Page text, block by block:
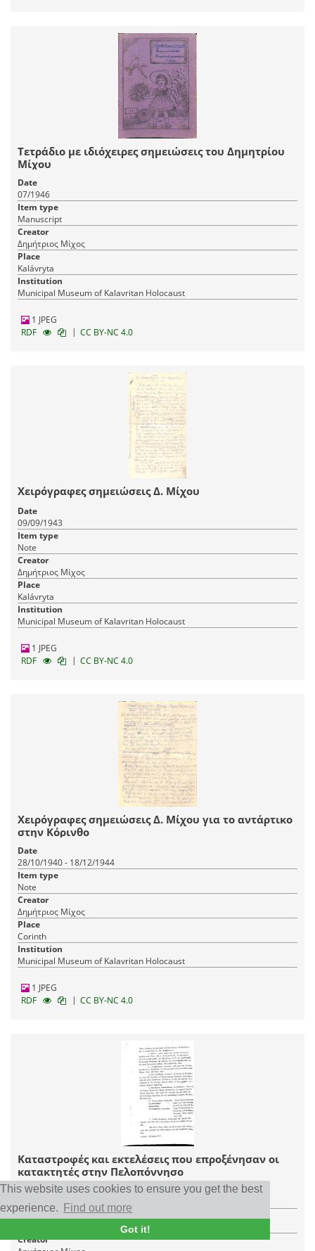
This website uses cookies to ensure you get the best
experience.
Find out more
Got it!
Τετράδιο με ιδιόχειρες σημειώσεις του Δημητρίου
Μίχου
Date
07/1946
Item type
Manuscript
Creator
Δημήτριος Μίχος
Place
Kalávryta
Institution
Municipal Museum of Kalavritan Holocaust
1 JPEG
RDF
| CC BY-NC 4.0
Χειρόγραφες σημειώσεις Δ. Μίχου
Date
09/09/1943
Item type
Note
Creator
Δημήτριος Μίχος
Place
Kalávryta
Institution
Municipal Museum of Kalavritan Holocaust
1 JPEG
RDF
| CC BY-NC 4.0
Χειρόγραφες σημειώσεις Δ. Μίχου για το αντάρτικο
στην Κόρινθο
Date
28/10/1940 - 18/12/1944
Item type
Note
Creator
Δημήτριος Μίχος
Place
Corinth
Institution
Municipal Museum of Kalavritan Holocaust
1 JPEG
RDF
| CC BY-NC 4.0
Καταστροφές και εκτελέσεις που επροξένησαν οι
κατακτητές στην Πελοπόννησο
Date
28/10/1940 - 18/12/1944
Item type
Creator